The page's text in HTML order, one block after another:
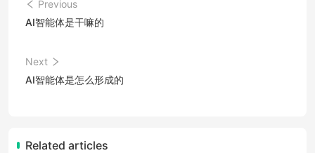
Previous
AI智能体是干嘛的
Next
AI智能体是怎么形成的
Related articles